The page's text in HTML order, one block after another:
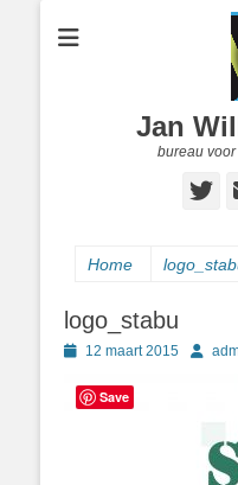
Jan
bureau
Home
logo_stabu
Geplaatst
12 maart 2015 Author
Save